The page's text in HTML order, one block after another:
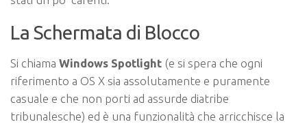
La Schermata di Blocco
Si chiama Windows Spotlight (e si spera che ogni
riferimento a OS X sia assolutamente e puramente
casuale e che non porti ad assurde diatribe
tribunalesche) ed è una funzionalità che arricchisce la